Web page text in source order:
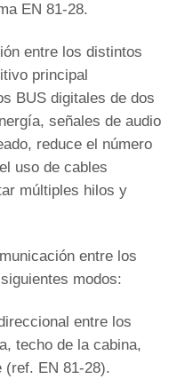
EN 81-28.
entre los distintos
principal
BUS digitales de dos
señales de audio
reduce el número
uso de cables
múltiples hilos y
entre los
modos:
entre los
techo de la cabina,
(ref. EN 81-28).